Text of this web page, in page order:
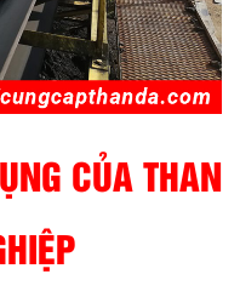
CỦA THAN